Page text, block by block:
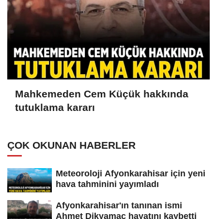
Mahkemeden Cem Küçük hakkında
tutuklama kararı
ÇOK OKUNAN HABERLER
Meteoroloji Afyonkarahisar için yeni
hava tahminini yayımladı
Afyonkarahisar'ın tanınan ismi
Ahmet Dikyamaç hayatını kaybetti